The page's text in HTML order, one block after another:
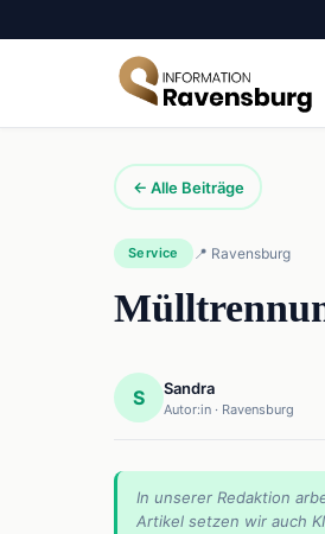
← Alle Beiträge
Service 📍 Ravensburg
S Sandra
Autor:in · Ravensburg
In unserer Redaktion
Artikel setzen wir auch